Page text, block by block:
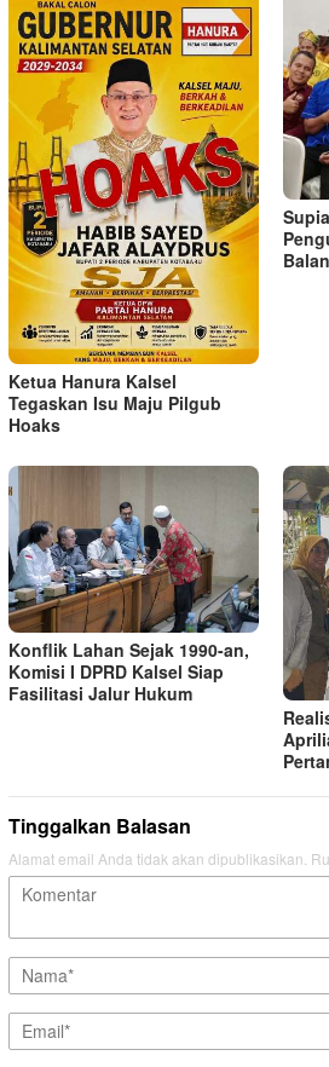
Ketua Hanura Kalsel
Tegaskan Isu Maju Pilgub
Hoaks
Konflik Lahan Sejak 1990-an,
Komisi I DPRD Kalsel Siap
Fasilitasi Jalur Hukum
Tinggalkan Balasan
Alamat email Anda tidak akan dipublikasikan.